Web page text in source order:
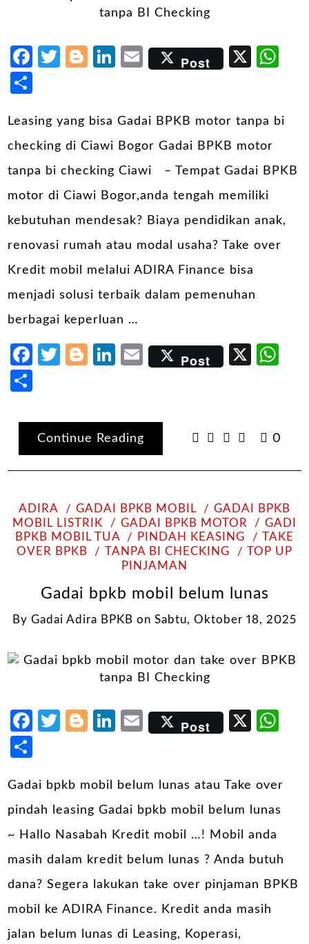
Facebook
Twitter
Blogger
LinkedIn
Email
Post X
Leasing yang bisa Gadai BPKB motor tanpa bi
checking di Ciawi Bogor Gadai BPKB motor
tanpa bi checking Ciawi – Tempat Gadai BPKB
motor di Ciawi Bogor,anda tengah memiliki
kebutuhan mendesak? Biaya pendidikan anak,
renovasi rumah atau modal usaha? Take over
Kredit mobil melalui ADIRA Finance bisa
menjadi solusi terbaik dalam pemenuhan
berbagai keperluan …
Facebook
Twitter
Blogger
LinkedIn
Email
Post X
Continue Reading 0
ADIRA GADAI BPKB MOBIL
GADAI BPKB
MOBIL LISTRIK
GADAI BPKB MOTOR
GADI
BPKB MOBIL TUA
PINDAH KEASING
TAKE
OVER BPKB
TANPA BI CHECKING
TOP UP
PINJAMAN
Gadai bpkb mobil belum lunas
By Gadai Adira BPKB on Sabtu, Oktober 18, 2025
Facebook
Twitter
Blogger
LinkedIn
Email
Post X
Gadai bpkb mobil belum lunas atau Take over
pindah leasing Gadai bpkb mobil belum lunas
~ Hallo Nasabah Kredit mobil …! Mobil anda
masih dalam kredit belum lunas ? Anda butuh
dana? Segera lakukan take over pinjaman BPKB
mobil ke ADIRA Finance. Kredit anda masih
jalan belum lunas di Leasing, Koperasi,